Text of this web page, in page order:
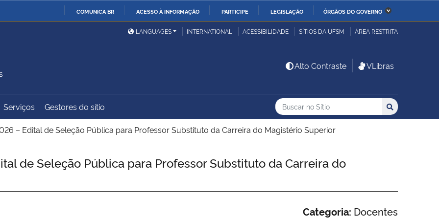
COMUNICA BR ACESSO À INFORMAÇÃO PARTICIPE LEGISLAÇÃO ÓRGÃOS DO GOVERNO
Ministério da Defesa
Ministério das Relações
Exteriores
Ministério da Economia Ministério da Infraestrutura
Ministério da Ciência,
Tecnologia, Inovações e
Ministério do
Desenvolvimento Regional
Família e dos Direitos
Advocacia-Geral da União Banco Central do Brasil Planalto
LANGUAGES INTERNATIONAL ACESSIBILIDADE SÍTIOS DA UFSM ÁREA RESTRITA
Alto Contraste VLibras
Serviços Gestores do sítio Busca
Buscar no no Sítio
Busca: Buscar
– Edital de Seleção Pública para Professor Substituto da Carreira do Magistério Superior
de Seleção Pública para Professor Substituto da Carreira do
Categoria: Docentes